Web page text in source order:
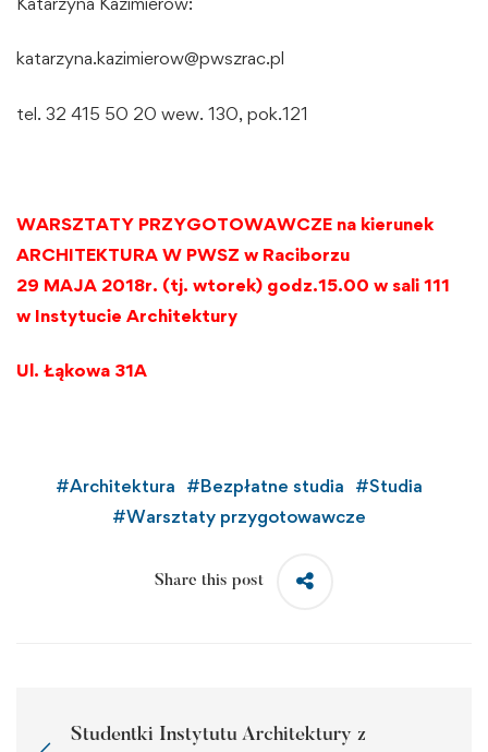
katarzyna.kazimierow@pwszrac.pl
tel. 32 415 50 20 wew. 130, pok.121
WARSZTATY PRZYGOTOWAWCZE na kierunek
ARCHITEKTURA W PWSZ w Raciborzu
29 MAJA 2018r. (tj. wtorek) godz.15.00 w sali 111
w Instytucie Architektury
Ul. Łąkowa 31A
#Architektura #Bezpłatne studia #Studia
#Warsztaty przygotowawcze
Share this post
Studentki Instytutu Architektury z